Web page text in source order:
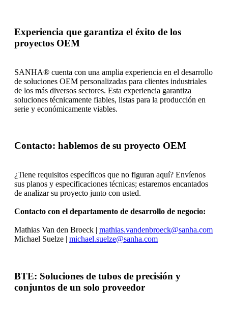
Experiencia que garantiza el éxito de los
proyectos OEM
SANHA® cuenta con una amplia experiencia en el desarrollo
de soluciones OEM personalizadas para clientes industriales
de los más diversos sectores. Esta experiencia garantiza
soluciones técnicamente fiables, listas para la producción en
serie y económicamente viables.
Contacto: hablemos de su proyecto OEM
¿Tiene requisitos específicos que no figuran aquí? Envíenos
sus planos y especificaciones técnicas; estaremos encantados
de analizar su proyecto junto con usted.
Contacto con el departamento de desarrollo de negocio:
Mathias Van den Broeck | mathias.vandenbroeck@sanha.com
Michael Suelze | michael.suelze@sanha.com
BTE: Soluciones de tubos de precisión y
conjuntos de un solo proveedor